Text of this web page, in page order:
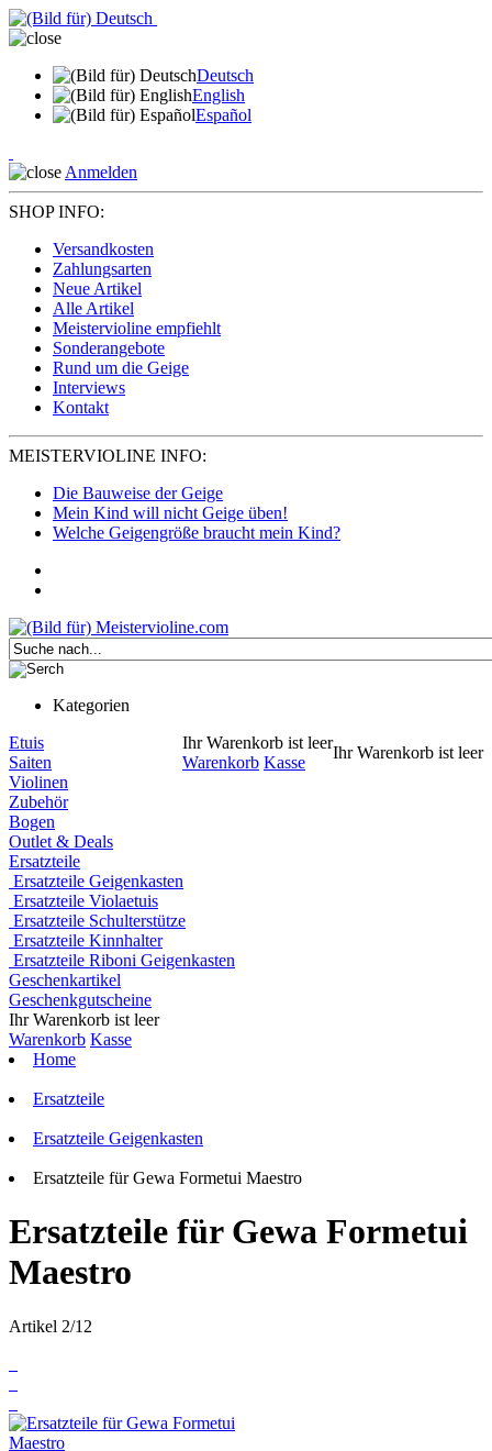
Deutsch
English
Español
Anmelden
SHOP INFO:
Versandkosten
Zahlungsarten
Neue Artikel
Alle Artikel
Meistervioline empfiehlt
Sonderangebote
Rund um die Geige
Interviews
Kontakt
MEISTERVIOLINE INFO:
Die Bauweise der Geige
Mein Kind will nicht Geige üben!
Welche Geigengröße braucht mein Kind?
Kategorien
Ihr Warenkorb ist leer
Warenkorb Kasse
Ihr Warenkorb ist leer
Etuis
Saiten
Violinen
Zubehör
Bogen
Outlet & Deals
Ersatzteile
Ersatzteile Geigenkasten
Ersatzteile Violaetuis
Ersatzteile Schulterstütze
Ersatzteile Kinnhalter
Ersatzteile Riboni Geigenkasten
Geschenkartikel
Geschenkgutscheine
Ihr Warenkorb ist leer
Warenkorb Kasse
Home
Ersatzteile
Ersatzteile Geigenkasten
Ersatzteile für Gewa Formetui Maestro
Ersatzteile für Gewa Formetui
Maestro
Artikel 2/12